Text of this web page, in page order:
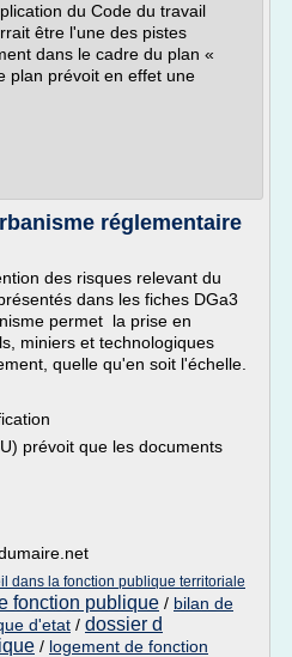
du Code du travail
être l'une des pistes
dans le cadre du plan «
plan prévoit en effet une
réglementaire
des risques relevant du
dans les fiches DGa3
permet la prise en
miniers et technologiques
quelle qu'en soit l'échelle.
prévoit que les documents
dans la fonction publique territoriale
fonction publique / bilan de
d'etat / dossier d
/ logement de fonction